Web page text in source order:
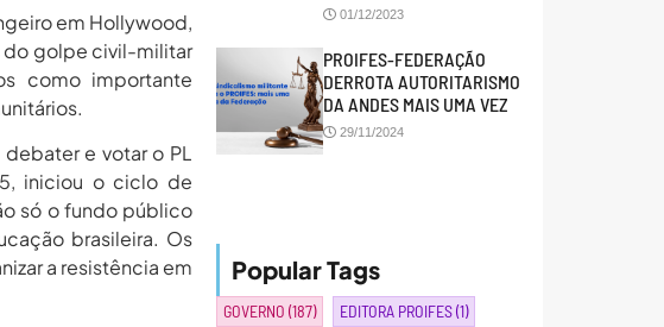
em Hollywood,
do golpe civil-militar
como importante
e votar o PL
iniciou o ciclo de
só o fundo público
brasileira. Os
a resistência em
01/12/2023
PROIFES-FEDERAÇÃO
DERROTA AUTORITARISMO
DA ANDES MAIS UMA VEZ
29/11/2024
Popular Tags
GOVERNO (187) EDITORA PROIFES(1)